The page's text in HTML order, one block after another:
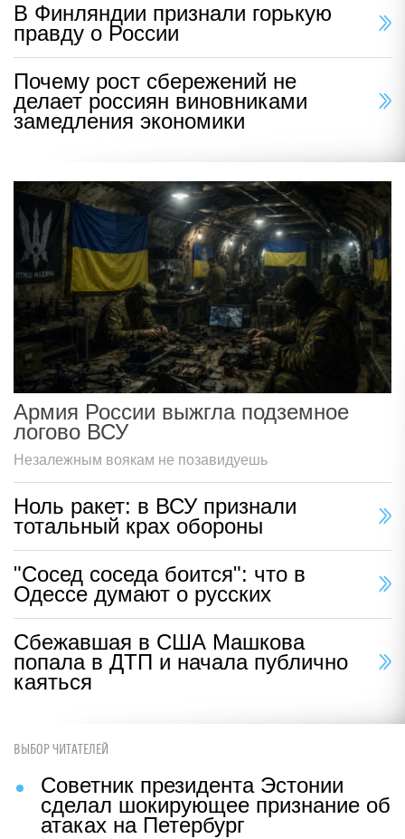
В Финляндии признали горькую
правду о России
Почему рост сбережений не
делает россиян виновниками
замедления экономики
Армия России выжгла подземное
логово ВСУ
Незалежным воякам не позавидуешь
Ноль ракет: в ВСУ признали
тотальный крах обороны
"Сосед соседа боится": что в
Одессе думают о русских
Сбежавшая в США Машкова
попала в ДТП и начала публично
каяться
ВЫБОР ЧИТАТЕЛЕЙ
Советник президента Эстонии
сделал шокирующее признание об
атаках на Петербург